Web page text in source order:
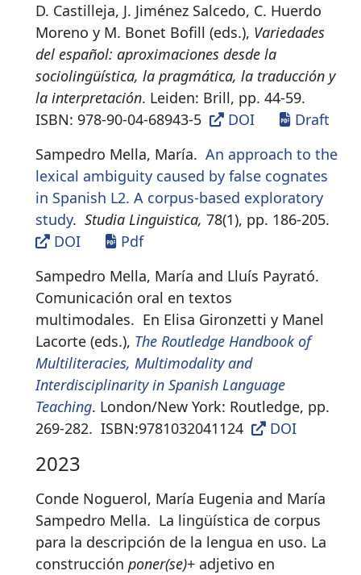
D. Castilleja, J. Jiménez Salcedo, C. Huerdo
Moreno y M. Bonet Bofill (eds.), Variedades
del español: aproximaciones desde la
sociolingüística, la pragmática, la traducción y
la interpretación. Leiden: Brill, pp. 44-59.
ISBN: 978-90-04-68943-5 DOI
Draft
Sampedro Mella, María. An approach to the
lexical ambiguity caused by false cognates
in Spanish L2. A corpus-based exploratory
study. Studia Linguistica, 78(1), pp. 186-205.
DOI
Pdf
Sampedro Mella, María and Lluís Payrató.
Comunicación oral en textos
multimodales. En Elisa Gironzetti y Manel
Lacorte (eds.), The Routledge Handbook of
Multiliteracies, Multimodality and
Interdisciplinarity in Spanish Language
Teaching. London/New York: Routledge, pp.
269-282. ISBN:9781032041124 DOI
2023
Conde Noguerol, María Eugenia and María
Sampedro Mella. La lingüística de corpus
para la descripción de la lengua en uso. La
construcción poner(se)+ adjetivo en